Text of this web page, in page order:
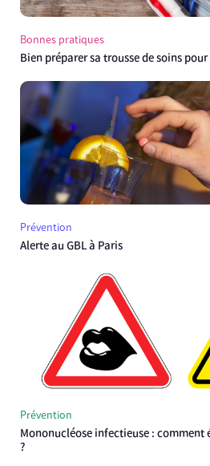
Bonnes pratiques
Bien préparer sa trousse de soins pour
Prévention
Alerte au GBL à Paris
Prévention
Mononucléose infectieuse :
?